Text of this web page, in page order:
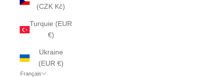
(CZK Kč)
Turquie (EUR
€)
Ukraine
(EUR €)
Français